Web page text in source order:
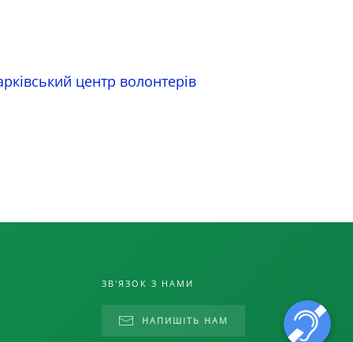
центр волонтерів
ЗВ'ЯЗОК З НАМИ
НАПИШІТЬ НАМ